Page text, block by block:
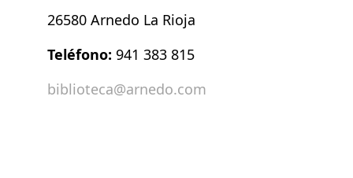
26580 Arnedo La Rioja
Teléfono: 941 383 815
biblioteca@arnedo.com